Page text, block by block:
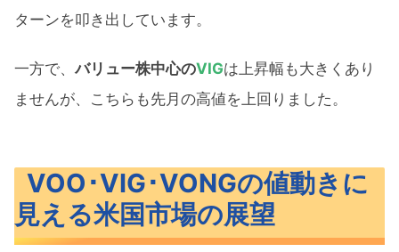
ターンを叩き出しています。
一方で、バリュー株中心のVIGは上昇幅も大きくあり
ませんが、こちらも先月の高値を上回りました。
VOO･VIG･VONGの値動きに
見える米国市場の展望